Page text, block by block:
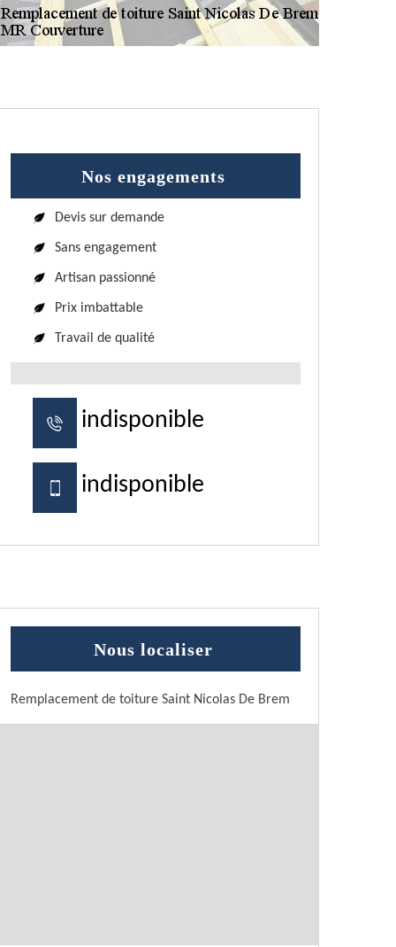
Nos engagements
Devis sur demande
Sans engagement
Artisan passionné
Prix imbattable
Travail de qualité
indisponible
indisponible
Nous localiser
Remplacement de toiture Saint Nicolas De Brem